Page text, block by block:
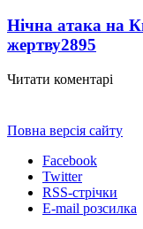
Нічна атака на
жертву2895
Читати коментарі
Повна версія сайту
Facebook
Twitter
RSS-стрічки
E-mail розсилка